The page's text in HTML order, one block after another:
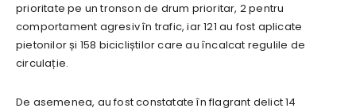
prioritate pe un tronson de drum prioritar, 2 pentru
comportament agresiv în trafic, iar 121 au fost aplicate
pietonilor și 158 bicicliștilor care au încalcat regulile de
circulație.
De asemenea, au fost constatate în flagrant delict 14